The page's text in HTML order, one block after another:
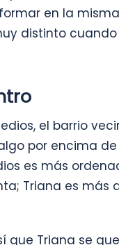
en la
distinto
el barrio
por encima
es más
Triana es más
que Triana se